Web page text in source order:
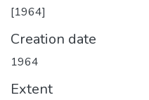
[1964]
Creation date
1964
Extent